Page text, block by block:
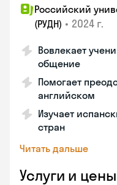
Российский
(РУДН) • 2024 г.
Вовлекает
общение
Помогает
английском
Изучает
стран
Читать дальше
Услуги и цены